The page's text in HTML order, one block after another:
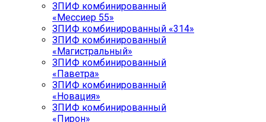
ЗПИФ комбинированный
«Мессиер 55»
ЗПИФ комбинированный «314»
ЗПИФ комбинированный
«Магистральный»
ЗПИФ комбинированный
«Паветра»
ЗПИФ комбинированный
«Новация»
ЗПИФ комбинированный
«Пирон»